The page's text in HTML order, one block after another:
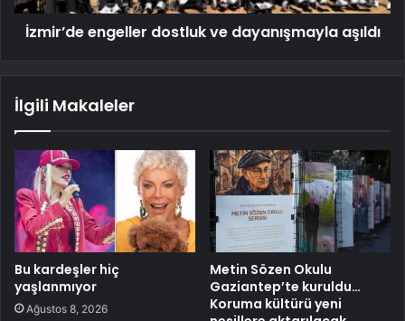
İzmir’de engeller dostluk ve dayanışmayla aşıldı
İlgili Makaleler
Bu kardeşler hiç
yaşlanmıyor
Ağustos 8, 2026
Metin Sözen Okulu
Gaziantep’te kuruldu…
Koruma kültürü yeni